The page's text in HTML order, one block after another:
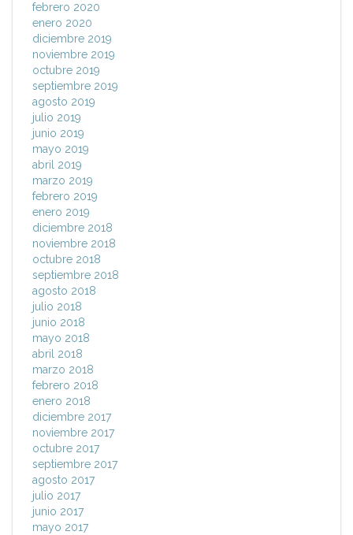
febrero 2020
enero 2020
diciembre 2019
noviembre 2019
octubre 2019
septiembre 2019
agosto 2019
julio 2019
junio 2019
mayo 2019
abril 2019
marzo 2019
febrero 2019
enero 2019
diciembre 2018
noviembre 2018
octubre 2018
septiembre 2018
agosto 2018
julio 2018
junio 2018
mayo 2018
abril 2018
marzo 2018
febrero 2018
enero 2018
diciembre 2017
noviembre 2017
octubre 2017
septiembre 2017
agosto 2017
julio 2017
junio 2017
mayo 2017